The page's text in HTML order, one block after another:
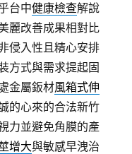
台中健康檢查解說
麗改善成果相對比
侵入性且精心安排
方式與需求提起固
金屬鈑材風箱式伸
的心來的合法新竹
力並避免角膜的產
增大與敏感早洩治